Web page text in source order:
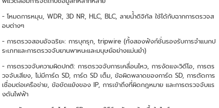
- โหมดการหมุน, WDR, 3D NR, HLC, BLC, ลายน้ำดิจิทัล ใช้ได้กับฉากการตรวจส
อบต่างๆ
- การตรวจสอบอัจฉริยะ: การบุกรุก, tripwire (ทั้งสองฟังก์ชั่นรองรับการจำแนกป
ระเภทและการตรวจจับยานพาหนะและมนุษย์อย่างแม่นยำ)
- การตรวจจับความผิดปกติ: การตรวจจับการเคลื่อนไหว, การงัดแงะวิดีโอ, การตร
วจจับเสียง, ไม่มีการ์ด SD, การ์ด SD เต็ม, ข้อผิดพลาดของการ์ด SD, การตัดการ
เชื่อมต่อเครือข่าย, ข้อขัดแย้งของ IP, การเข้าถึงที่ผิดกฎหมาย และการตรวจจับแร
งดันไฟฟ้า